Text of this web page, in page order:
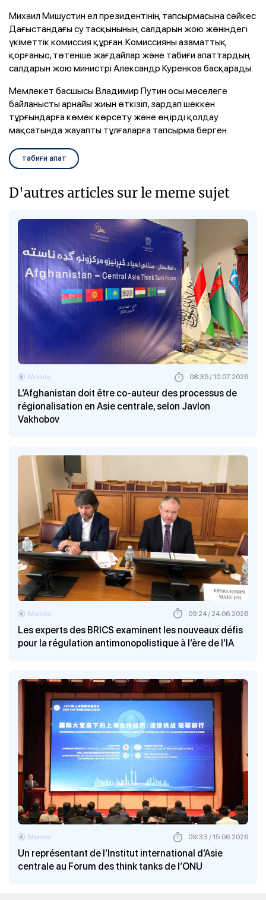
Михаил Мишустин ел президентінің тапсырмасына сәйкес
Дағыстандағы су тасқынының салдарын жою жөніндегі
үкіметтік комиссия құрған. Комиссияны азаматтық
қорғаныс, төтенше жағдайлар және табиғи апаттардың
салдарын жою министрі Александр Куренков басқарады.
Мемлекет басшысы Владимир Путин осы мәселеге
байланысты арнайы жиын өткізіп, зардап шеккен
тұрғындарға көмек көрсету және өңірді қолдау
мақсатында жауапты тұлғаларға тапсырма берген.
табиғи апат
D'autres articles sur le meme sujet
L’Afghanistan doit être co-auteur des processus de
régionalisation en Asie centrale, selon Javlon
Vakhobov
Monde 08:35 / 10.07.2026
Les experts des BRICS examinent les nouveaux défis
pour la régulation antimonopolistique à l’ère de l’IA
Monde 09:24 / 24.06.2026
Un représentant de l’Institut international d’Asie
centrale au Forum des think tanks de l’ONU
Monde 09:33 / 15.06.2026